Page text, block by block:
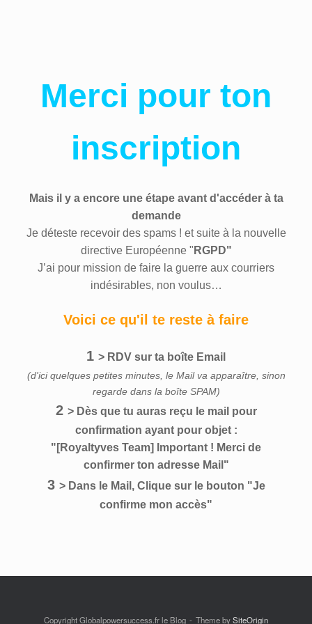
Merci pour ton
inscription
Mais il y a encore une étape avant d'accéder à ta
demande
Je déteste recevoir des spams ! et suite à la nouvelle
directive Européenne " RGPD"
J’ai pour mission de faire la guerre aux courriers
indésirables, non voulus…
Voici ce qu'il te reste à faire
1 > RDV sur ta boîte Email
(d'ici quelques petites minutes, le Mail va apparaître, sinon
regarde dans la boîte SPAM)
2 > Dès que tu auras reçu le mail pour
confirmation ayant pour objet :
"[Royaltyves Team] Important ! Merci de
confirmer ton adresse Mail"
3 > Dans le Mail, Clique sur le bouton "Je
confirme mon accès"
Copyright Globalpowersuccess.fr le Blog Theme bySiteOrigin